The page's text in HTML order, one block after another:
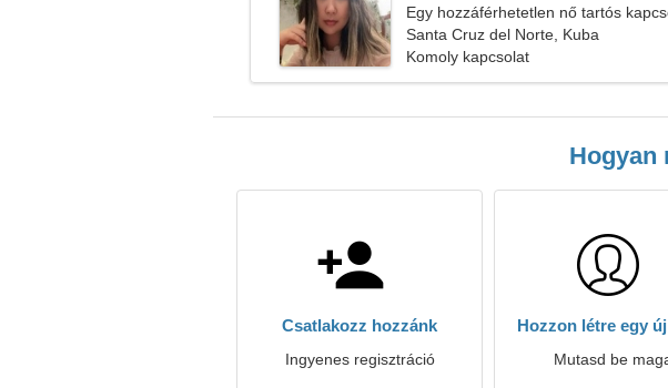
Egy hozzáférhetetlen nő tartós
keres
Santa Cruz del Norte, Kuba
Komoly kapcsolat
Hogyan
Csatlakozz hozzánk
Ingyenes regisztráció
Hozzon létre egy
Mutasd be